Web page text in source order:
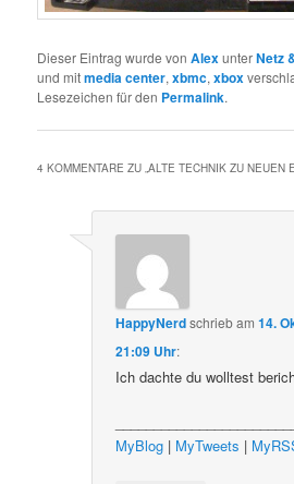
Dieser Eintrag wurde vonAlexunterNetz
und mitmedia center,xbmc,xbox
Lesezeichen für den Permalink.
4 KOMMENTARE ZU „ALTE TECHNIK ZU NEUEN
HappyNerdschriebam14.
21:09 Uhr:
Ich dachte du wolltest
MyBlog | MyTweets |